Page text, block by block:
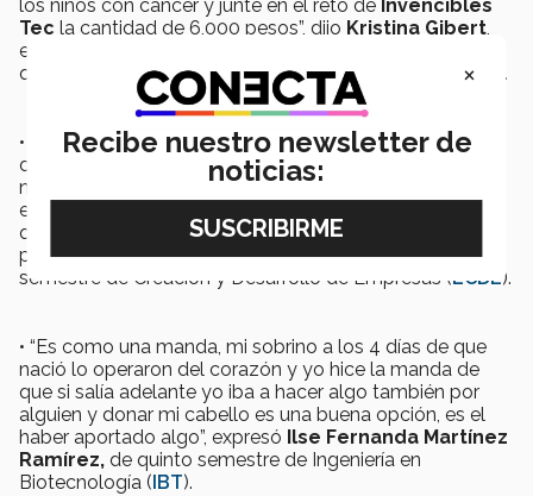
los niños con cáncer y junté en el reto de Invencibles
Tec la cantidad de 6,000 pesos”, dijo Kristina Gibert,
estudiante de intercambio proveniente de
quien cursa quinto semestre de Ingeniería Industrial (
).
• “Siempre he tenido al afán de ayudar y recabar el
dinero para los niños con cáncer que necesitan de
nuestro apoyo, me motivé al hacer esta labor social de
esta magnitud y propagué con mis familiares y amigos,
quienes logramos alcanzar la cantidad de $10,500
pesos”, comentóRicardo Mange Esquer,de quinto
semestre de Creación y Desarrollo de Empresas (LCDE).
• “Es como una manda, mi sobrino a los 4 días de que
nació lo operaron del corazón y yo hice la manda de
que si salía adelante yo iba a hacer algo también por
alguien y donar mi cabello es una buena opción, es el
haber aportado algo”, expresó Ilse Fernanda Martínez
Ramírez, de quinto semestre de Ingeniería en
Biotecnología ( IBT).
×
Recibe nuestro newsletter de
noticias: